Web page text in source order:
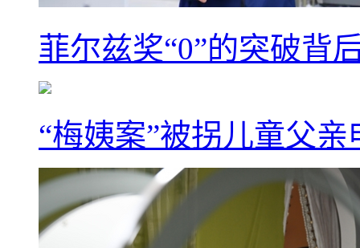
菲尔兹奖“0”的突破背
“梅姨案”被拐儿童父